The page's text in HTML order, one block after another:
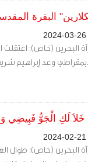
البقرة
البحرين (خاص): اعتقلت
وعد إبراهيم
لَكِ الْجَوُّ فَبِيضِي
البحرين (خاص): طوال